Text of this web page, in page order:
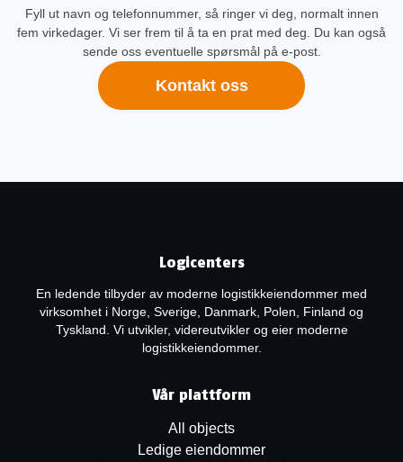
Fyll ut navn og telefonnummer, så ringer vi deg, normalt innen
fem virkedager. Vi ser frem til å ta en prat med deg. Du kan også
sende oss eventuelle spørsmål på e-post.
Kontakt oss
Logicenters
En ledende tilbyder av moderne logistikkeiendommer med
virksomhet i Norge, Sverige, Danmark, Polen, Finland og
Tyskland. Vi utvikler, videreutvikler og eier moderne
logistikkeiendommer.
Vår plattform
All objects
Ledige eiendommer